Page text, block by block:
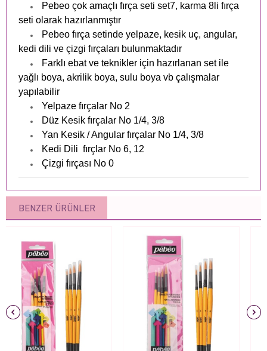
Pebeo çok amaçlı fırça seti set7, karma 8li fırça
seti olarak hazırlanmıştır
Pebeo fırça setinde yelpaze, kesik uç, angular,
kedi dili ve çizgi fırçaları bulunmaktadır
Farklı ebat ve teknikler için hazırlanan set ile
yağlı boya, akrilik boya, sulu boya vb çalışmalar
yapılabilir
Yelpaze fırçalar No 2
Düz Kesik fırçalar No 1/4, 3/8
Yan Kesik / Angular fırçalar No 1/4, 3/8
Kedi Dili fırçlar No 6, 12
Çizgi fırçası No 0
BENZER ÜRÜNLER